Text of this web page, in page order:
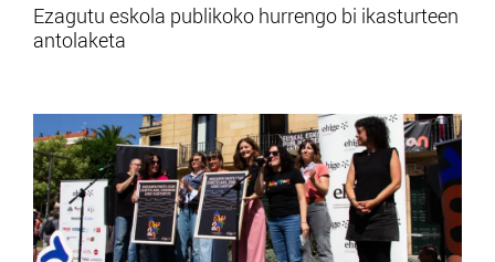
Ezagutu eskola publikoko hurrengo bi ikasturteen
antolaketa